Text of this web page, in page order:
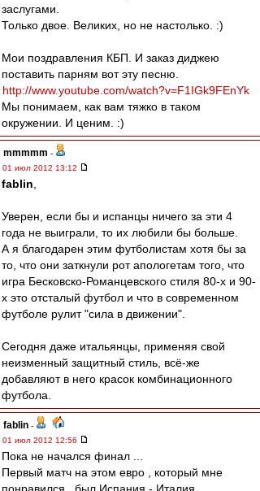
заслугами.
Только двое. Великих, но не настолько. :)
Мои поздравления КБП. И заказ диджею
поставить парням вот эту песню.
http://www.youtube.com/watch?v=F1IGk9FEnYk
Мы понимаем, как вам тяжко в таком
окружении. И ценим. :)
mmmmm -
01 июл 2012 13:12
fablin
Уверен, если бы и испанцы ничего за эти 4
года не выиграли, то их любили бы больше.
А я благодарен этим футболистам хотя бы за
то, что они заткнули рот апологетам того, что
игра Бесковско-Романцевского стиля 80-х и 90-
х это отсталый футбол и что в современном
футболе рулит "сила в движении".
Сегодня даже итальянцы, применяя свой
неизменный защитный стиль, всё-же
добавляют в него красок комбинационного
футбола.
fablin -
01 июл 2012 12:56
Пока не начался финал ...
Первый матч на этом евро , который мне